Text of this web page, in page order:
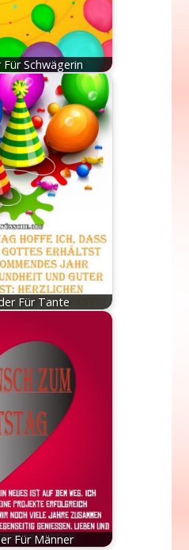
Schwägerin
Für Tante
Für Männer